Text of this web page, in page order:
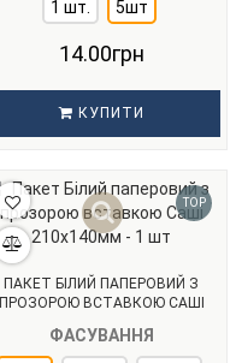
1 шт. 5шт
14.00грн
КУПИТИ
TOP
ПАКЕТ БІЛИЙ ПАПЕРОВИЙ З
ПРОЗОРОЮ ВСТАВКОЮ САШІ
ФАСУВАННЯ